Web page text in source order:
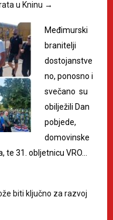
u Kninu →
Međimurski
branitelji
dostojanstve
no, ponosno i
svečano su
obilježili Dan
pobjede,
domovinske
31. obljetnicu VRO…
biti ključno za razvoj